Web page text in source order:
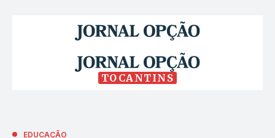
TOCANTINS
EDUCAÇÃO